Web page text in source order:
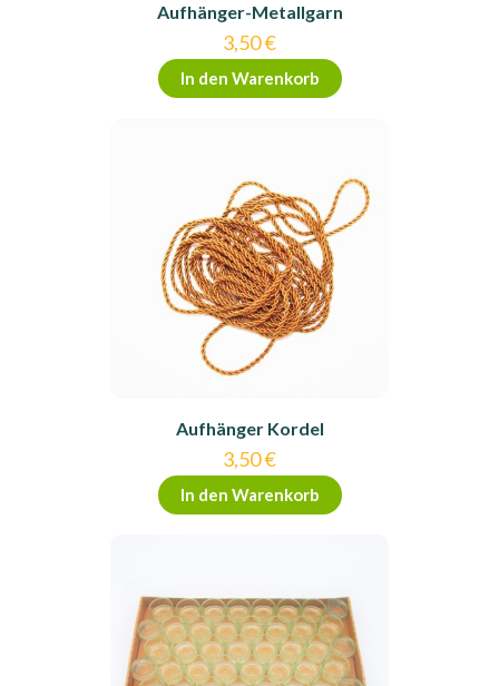
Aufhänger-Metallgarn
3,50€
In den Warenkorb
Aufhänger Kordel
3,50€
In den Warenkorb